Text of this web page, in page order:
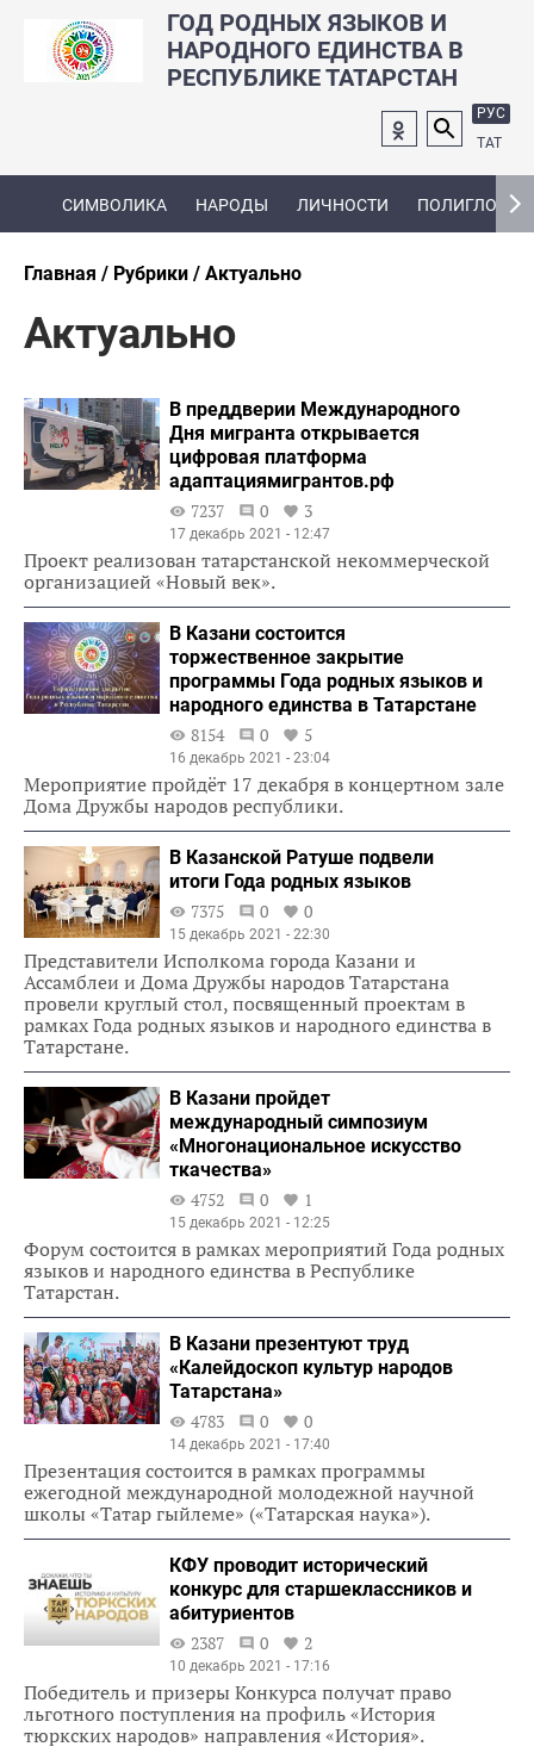
ГОД РОДНЫХ ЯЗЫКОВ И
НАРОДНОГО ЕДИНСТВА В
РЕСПУБЛИКЕ ТАТАРСТАН
РУС
ТАТ
СИМВОЛИКА НАРОДЫ ЛИЧНОСТИ ПОЛИГЛОТ
Главная Рубрики Актуально
Актуально
В преддверии Международного
Дня мигранта открывается
цифровая платформа
адаптациямигрантов.рф
7237
0 3
17 декабрь 2021 - 12:47
Проект реализован татарстанской некоммерческой
организацией «Новый век».
В Казани состоится
торжественное закрытие
программы Года родных языков и
народного единства в Татарстане
8154
0 5
16 декабрь 2021 - 23:04
Мероприятие пройдёт 17 декабря в концертном зале
Дома Дружбы народов республики.
В Казанской Ратуше подвели
итоги Года родных языков
7375
0 0
15 декабрь 2021 - 22:30
Представители Исполкома города Казани и
Ассамблеи и Дома Дружбы народов Татарстана
провели круглый стол, посвященный проектам в
рамках Года родных языков и народного единства в
Татарстане.
В Казани пройдет
международный симпозиум
«Многонациональное искусство
ткачества»
4752
0 1
15 декабрь 2021 - 12:25
Форум состоится в рамках мероприятий Года родных
языков и народного единства в Республике
Татарстан.
В Казани презентуют труд
«Калейдоскоп культур народов
Татарстана»
4783
0 0
14 декабрь 2021 - 17:40
Презентация состоится в рамках программы
ежегодной международной молодежной научной
школы «Татар гыйлеме» («Татарская наука»).
КФУ проводит исторический
конкурс для старшеклассников и
абитуриентов
2387
0 2
10 декабрь 2021 - 17:16
Победитель и призеры Конкурса получат право
льготного поступления на профиль «История
тюркских народов» направления «История».